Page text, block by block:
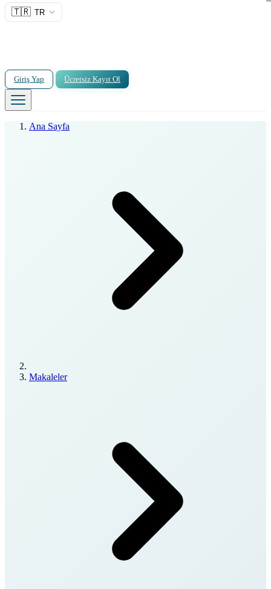
🇹🇷 TR
Giriş Yap Ücretsiz Kayıt Ol
Ana Sayfa
Makaleler